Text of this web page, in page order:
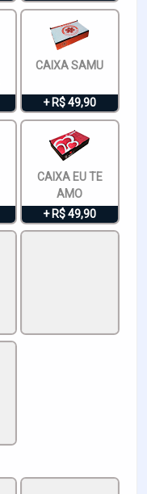
CAIXA SAMU
+ R$ 49,90
CAIXA EU TE
AMO
+ R$ 49,90